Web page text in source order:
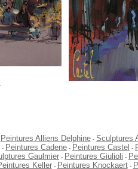
Peintures Alliens Delphine- Sculptures
- Peintures Cadene - Peintures Castel -
Gaulmier - Peintures Giulioli -
Keller- Peintures Knockaert-